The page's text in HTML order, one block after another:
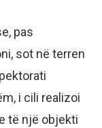
pas
sot në terren
i cili realizoi
të një objekti